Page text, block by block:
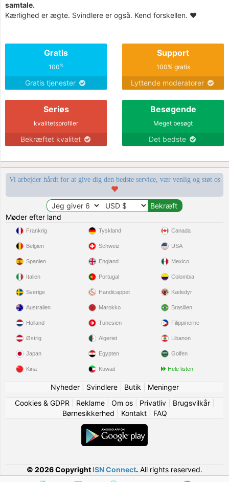
samtale.
Kærlighed er ægte. Svindlere er også. Kend forskellen. ❤️
Gratis
100%
Gratis tjenester
Support
100% gratis
Lyttende moderatorer
Seriøs
kvalitetsprofiler
Bekræftet kvalitet
Besøgende
Meget besøgt
Det bedste
Vi arbejder hårdt for at give dig den bedste service, vær venlig og støt os
Møder efter land
Frankrig
Belgien
Spanien
Italien
Sverige
Tyskland
Schweiz
England
Portugal
Handicappet
Canada
USA
Mexico
Colombia
Kæledyr
Australien
Holland
Østrig
Japan
Kina
Marokko
Tunesien
Algeriet
Egypten
Kuwait
Brasilien
Filippinerne
Libanon
Golfen
Hele listen
Nyheder| Svindlere| Butik
Meninger
Cookies & GDPR
Reklame| Om os| Privatliv| Brugsvilkår|
Børnesikkerhed
Kontakt| FAQ
© 2026 Copyright ISN Connect. All rights reserved.